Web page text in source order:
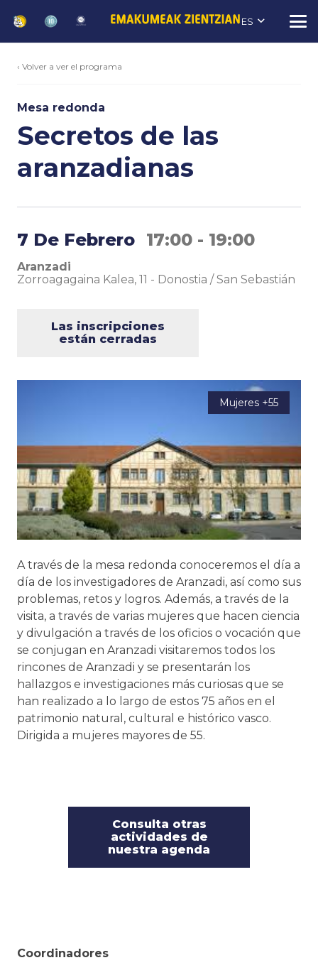
ES
‹ Volver a ver el programa
Mesa redonda
Secretos de las
aranzadianas
7 De Febrero 17:00 - 19:00
Aranzadi
Zorroagagaina Kalea, 11 - Donostia / San Sebastián
Las inscripciones
están cerradas
Mujeres +55
A través de la mesa redonda conoceremos el día a
día de los investigadores de Aranzadi, así como sus
problemas, retos y logros. Además, a través de la
visita, a través de varias mujeres que hacen ciencia
y divulgación a través de los oficios o vocación que
se conjugan en Aranzadi visitaremos todos los
rincones de Aranzadi y se presentarán los
hallazgos e investigaciones más curiosas que se
han realizado a lo largo de estos 75 años en el
patrimonio natural, cultural e histórico vasco.
Dirigida a mujeres mayores de 55.
Consulta otras
actividades de
nuestra agenda
Coordinadores